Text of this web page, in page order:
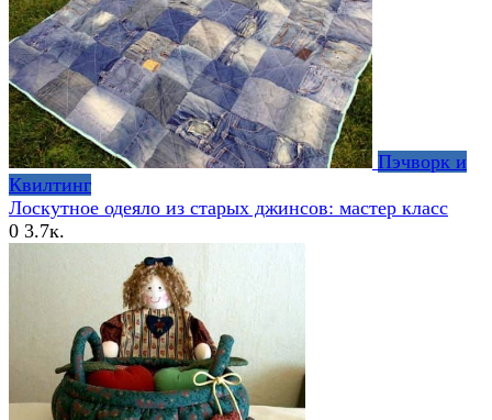
Пэчворк и
Квилтинг
Лоскутное одеяло из старых джинсов: мастер класс
0 3.7к.